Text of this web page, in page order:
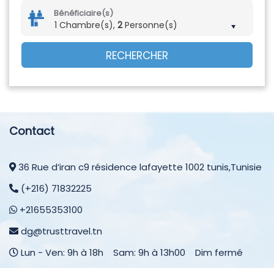
Bénéficiaire(s)
1 Chambre(s), 2Personne(s)
RECHERCHER
Contact
36 Rue d’iran c9 résidence lafayette 1002 tunis,Tunisie
(+216) 71832225
+21655353100
dg@trusttravel.tn
Lun - Ven: 9h à 18h Sam: 9h à 13h00 Dim fermé